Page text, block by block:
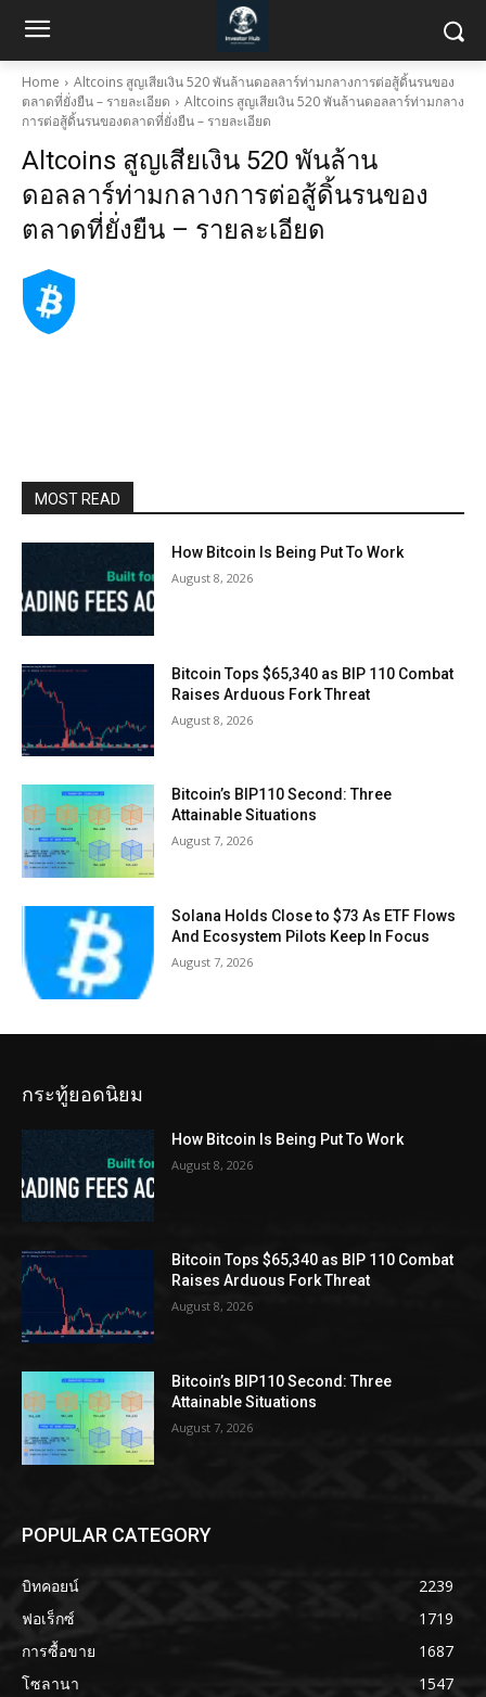
Home
Altcoins สูญเสียเงิน 520 พันล้านดอลลาร์ท่ามกลางการต่อสู้ดิ้นรนของ
ตลาดที่ยั่งยืน – รายละเอียด
Altcoins สูญเสียเงิน 520 พันล้านดอลลาร์ท่ามกลาง
การต่อสู้ดิ้นรนของตลาดที่ยั่งยืน – รายละเอียด
Altcoins สูญเสียเงิน 520 พันล้าน
ดอลลาร์ท่ามกลางการต่อสู้ดิ้นรนของ
ตลาดที่ยั่งยืน – รายละเอียด
MOST READ
How Bitcoin Is Being Put To Work
August 8, 2026
Bitcoin Tops $65,340 as BIP 110 Combat
Raises Arduous Fork Threat
August 8, 2026
Bitcoin’s BIP110 Second: Three
Attainable Situations
August 7, 2026
Solana Holds Close to $73 As ETF Flows
And Ecosystem Pilots Keep In Focus
August 7, 2026
กระทู้ยอดนิยม
How Bitcoin Is Being Put To Work
August 8, 2026
Bitcoin Tops $65,340 as BIP 110 Combat
Raises Arduous Fork Threat
August 8, 2026
Bitcoin’s BIP110 Second: Three
Attainable Situations
August 7, 2026
POPULAR CATEGORY
บิทคอยน์
2239
ฟอเร็กซ์
1719
การซื้อขาย
1687
โซลานา
1547